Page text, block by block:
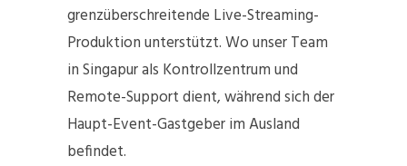
grenzüberschreitende Live-Streaming-
Produktion unterstützt. Wo unser Team
in Singapur als Kontrollzentrum und
Remote-Support dient, während sich der
Haupt-Event-Gastgeber im Ausland
befindet.